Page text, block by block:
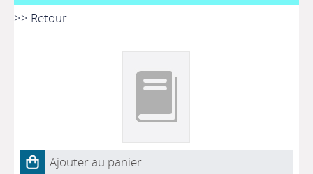
>> Retour
Ajouter au panier